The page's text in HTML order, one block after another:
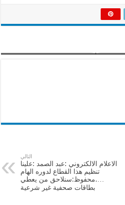
التالي
الاعلام الالكتروني :عبد الصمد :علينا
تنظيم هذا القطاع لدوره الهام
….محفوظ:سنلاحق من يعطي
بطاقات صحفية غير شرعية